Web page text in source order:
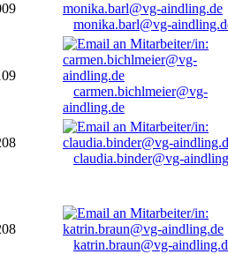
monika.barl@vg-
carmen.bichlmeier@vg-
aindling.de
claudia.binder@vg-
katrin.braun@vg-